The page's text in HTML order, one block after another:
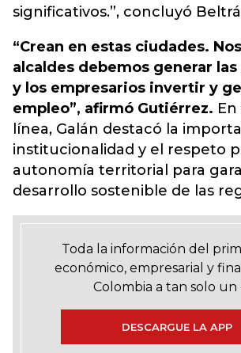
significativos.”, concluyó
“Crean en estas ciudades.
alcaldes debemos generar
y los empresarios invertir y
empleo”, afirmó Gutiérrez.
línea, Galán destacó la
institucionalidad y el respeto
autonomía territorial para
desarrollo sostenible de las
Toda la información del
económico, empresarial y
Colombia a tan solo un
DESCARGUE LA APP